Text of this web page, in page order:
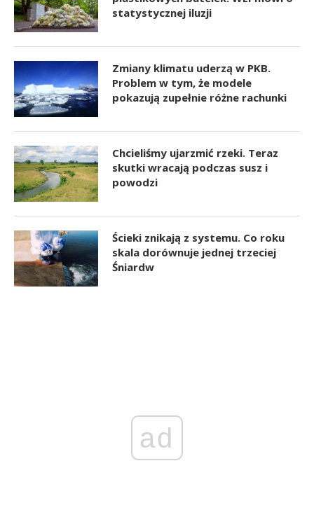
statystycznej iluzji
Zmiany klimatu uderzą w PKB.
Problem w tym, że modele
pokazują zupełnie różne rachunki
Chcieliśmy ujarzmić rzeki. Teraz
skutki wracają podczas susz i
powodzi
Ścieki znikają z systemu. Co roku
skala dorównuje jednej trzeciej
Śniardw
ad